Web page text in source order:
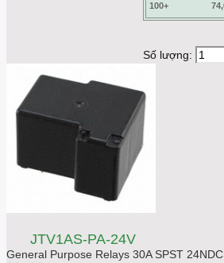
100+
Số lượng:
JTV1AS-PA-24V
General Purpose Relays 30A SPST